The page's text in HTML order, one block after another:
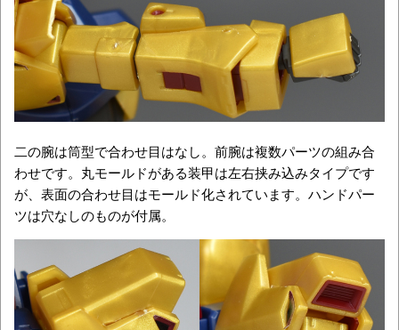
二の腕は筒型で合わせ目はなし。前腕は複数パーツの組み合
わせです。丸モールドがある装甲は左右挟み込みタイプです
が、表面の合わせ目はモールド化されています。ハンドパー
ツは穴なしのものが付属。